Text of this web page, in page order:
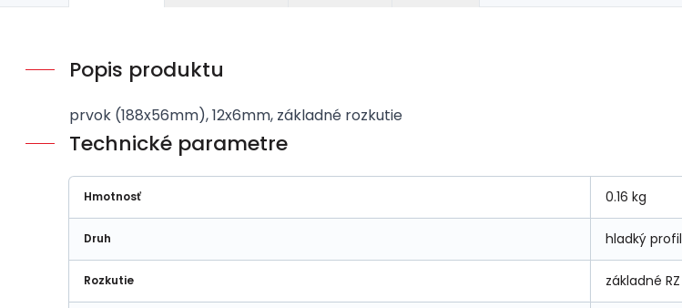
Popis produktu
prvok (188x56mm), 12x6mm, základné rozkutie
Technické parametre
Hmotnosť 0.16 kg
Druh hladký profil
Rozkutie základné RZ